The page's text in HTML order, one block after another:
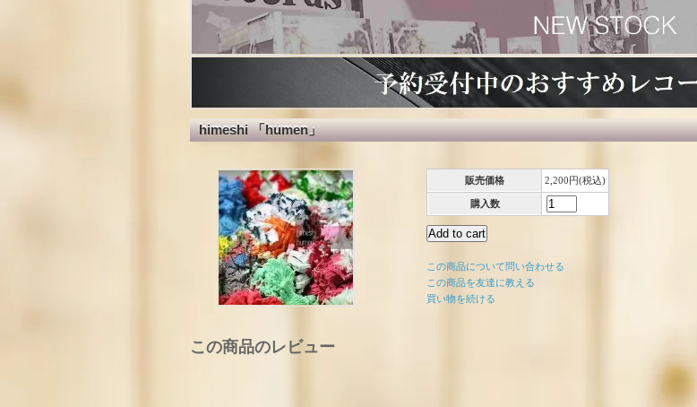
himeshi 「humen」
販売価格 2,200円(税込)
購入数
この商品について問い合わせる
この商品を友達に教える
買い物を続ける
この商品のレビュー